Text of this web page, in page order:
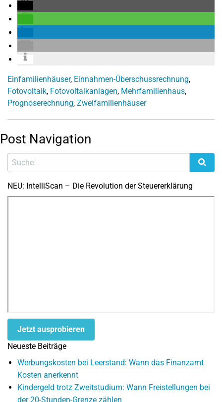
Einfamilienhäuser, Einnahmen-Überschussrechnung,
Fotovoltaik, Fotovoltaikanlagen, Mehrfamilienhaus,
Prognoserechnung, Zweifamilienhäuser
Post Navigation
NEU: IntelliScan – Die Revolution der Steuererklärung
Jetzt ausprobieren
Neueste Beiträge
Werbungskosten bei Leerstand: Wann das Finanzamt
Kosten anerkennt
Kindergeld trotz Zweitstudium: Wann Freistellungen bei
der 20-Stunden-Grenze zählen